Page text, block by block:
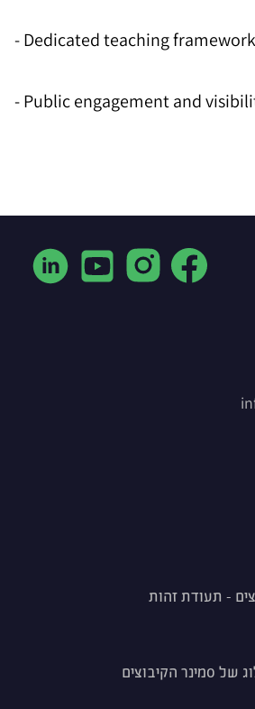
- Dedicated teaching
- Public engagement and
- תעודת זהות
של סמינר הקיבוצים